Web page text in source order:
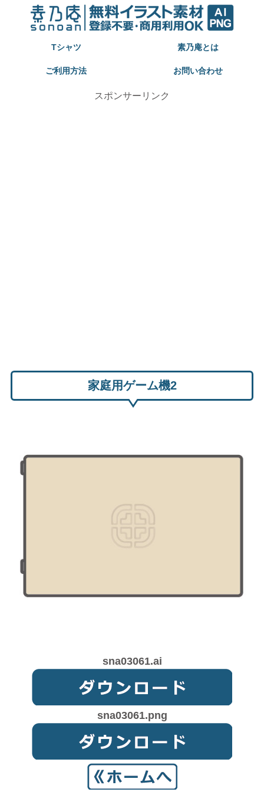
Tシャツ 素乃庵とは
ご利用方法 お問い合わせ
スポンサーリンク
家庭用ゲーム機2
sna03061.ai
sna03061.png